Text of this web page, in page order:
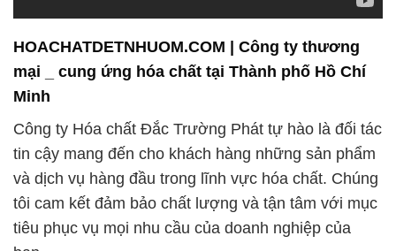
HOACHATDETNHUOM.COM | Công ty thương
mại _ cung ứng hóa chất tại Thành phố Hồ Chí
Minh
Công ty Hóa chất Đắc Trường Phát tự hào là đối tác
tin cậy mang đến cho khách hàng những sản phẩm
và dịch vụ hàng đầu trong lĩnh vực hóa chất. Chúng
tôi cam kết đảm bảo chất lượng và tận tâm với mục
tiêu phục vụ mọi nhu cầu của doanh nghiệp của